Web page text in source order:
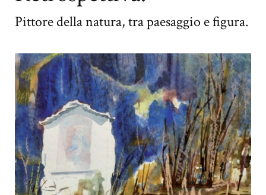
Pittore della natura, tra paesaggio e figura.